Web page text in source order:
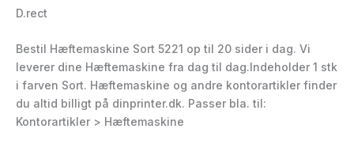
D.rect
Bestil Hæftemaskine Sort 5221 op til 20 sider i dag. Vi
leverer dine Hæftemaskine fra dag til dag.Indeholder 1 stk
i farven Sort. Hæftemaskine og andre kontorartikler finder
du altid billigt på dinprinter.dk. Passer bla. til:
Kontorartikler > Hæftemaskine